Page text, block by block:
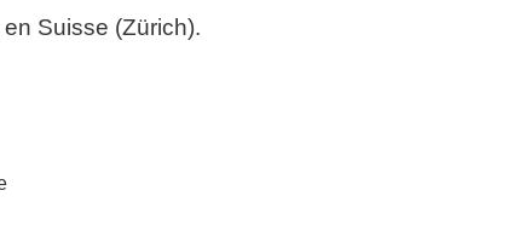
Suisse (Zürich).